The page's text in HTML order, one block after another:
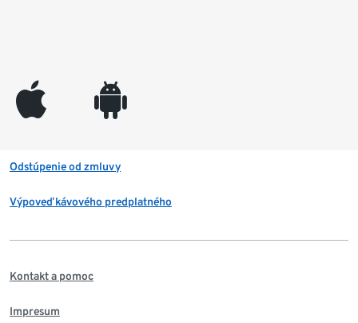
appleinc android
Odstúpenie od zmluvy
Výpoveď kávového predplatného
Kontakt a pomoc
Impresum